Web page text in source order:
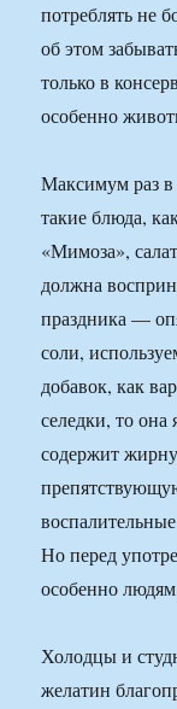
потреблять не
об этом
только в
особенно
Максимум раз
такие блюда,
«Мимоза»,
должна
праздника —
соли,
добавок, как
селедки, то она
содержит
Но перед
особенно
Холодцы и
желатин